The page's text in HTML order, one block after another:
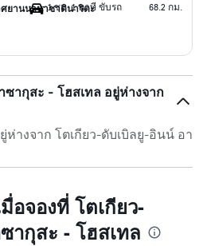
ยานนานาชาตินาริตะ
1 ชม. 1 นาที ขับรถ 68.2 กม.
ากุสะ - โฮสเทล อยู่ห่างจาก
ห่างจาก โตเกียว-ดับเบิลยู-อินน์ อา
อจองที่ โตเกียว-
ากุสะ - โฮสเทล